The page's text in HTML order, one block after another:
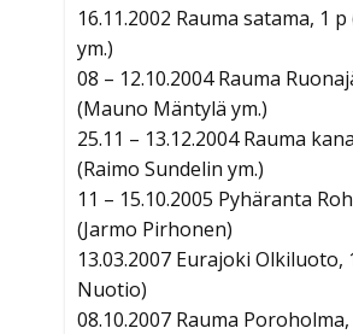
16.11.2002 Rauma satama, 1
ym.)
08 – 12.10.2004 Rauma
(Mauno Mäntylä ym.)
25.11 – 13.12.2004 Rauma
(Raimo Sundelin ym.)
11 – 15.10.2005 Pyhäranta
(Jarmo Pirhonen)
13.03.2007 Eurajoki Olkiluoto,
Nuotio)
08.10.2007 Rauma Poroholma,